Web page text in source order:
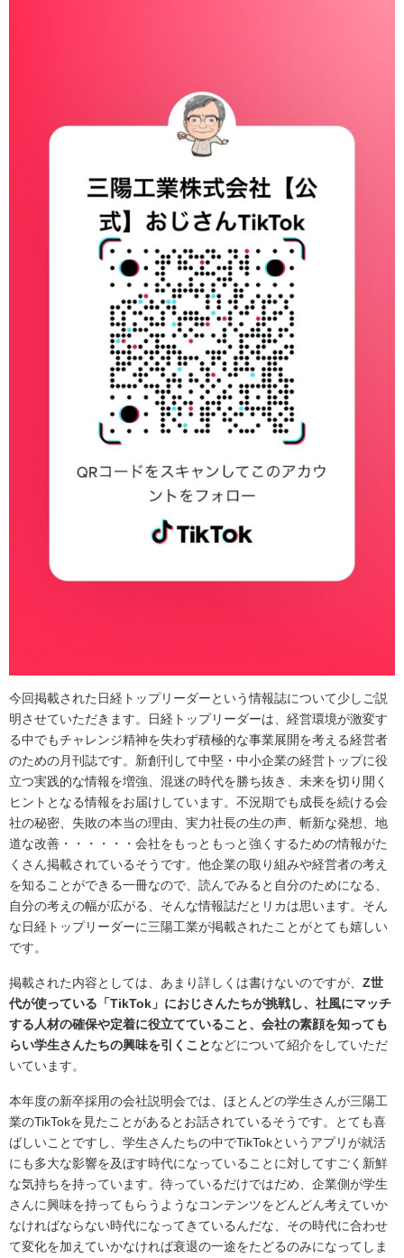
今回掲載された日経トップリーダーという情報誌について少しご説
明させていただきます。日経トップリーダーは、経営環境が激変す
る中でもチャレンジ精神を失わず積極的な事業展開を考える経営者
のための月刊誌です。新創刊して中堅・中小企業の経営トップに役
立つ実践的な情報を増強、混迷の時代を勝ち抜き、未来を切り開く
ヒントとなる情報をお届けしています。不況期でも成長を続ける会
社の秘密、失敗の本当の理由、実力社長の生の声、斬新な発想、地
道な改善・・・・・・会社をもっともっと強くするための情報がた
くさん掲載されているそうです。他企業の取り組みや経営者の考え
を知ることができる一冊なので、読んでみると自分のためになる、
自分の考えの幅が広がる、そんな情報誌だとリカは思います。そん
な日経トップリーダーに三陽工業が掲載されたことがとても嬉しい
です。
掲載された内容としては、あまり詳しくは書けないのですが、 Z世
代が使っている「TikTok」におじさんたちが挑戦し、社風にマッチ
する人材の確保や定着に役立てていること、会社の素顔を知っても
らい学生さんたちの興味を引くことなどについて紹介をしていただ
いています。
本年度の新卒採用の会社説明会では、ほとんどの学生さんが三陽工
業のTikTokを見たことがあるとお話されているそうです。とても喜
ばしいことですし、学生さんたちの中でTikTokというアプリが就活
にも多大な影響を及ぼす時代になっていることに対してすごく新鮮
な気持ちを持っています。待っているだけではだめ、企業側が学生
さんに興味を持ってもらうようなコンテンツをどんどん考えていか
なければならない時代になってきているんだな、その時代に合わせ
て変化を加えていかなければ衰退の一途をたどるのみになってしま